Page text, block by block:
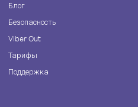
Блог
Безопасность
Viber Out
Тарифы
Поддержка